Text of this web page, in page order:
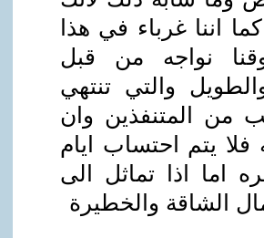
اننا غرباء في هذا
نواجه من قبل
والتي تنتهي
من المتنفذين وان
يتم احتساب ايام
اما اذا تماثل الى
الشاقة والخطيرة